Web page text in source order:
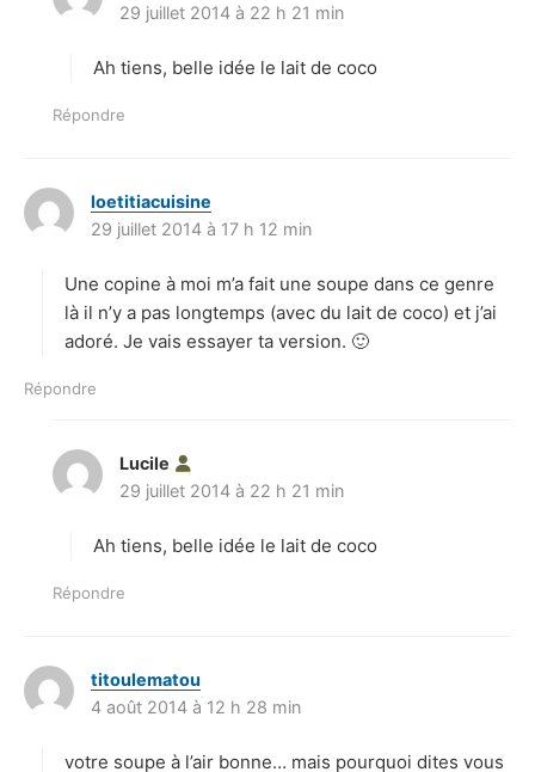
i
29 juillet 2014 à 22 h 21 min
Ah tiens, belle idée le lait de coco
Répondre
loetitiacuisine
i
:
29 juillet 2014 à 17 h 12 min
Une copine à moi m’a fait une soupe dans ce genre
là il n’y a pas longtemps (avec du lait de coco) et j’ai
adoré. Je vais essayer ta version. 🙂
Répondre
Lucile
i
29 juillet 2014 à 22 h 21 min
Ah tiens, belle idée le lait de coco
Répondre
titoulematou
4 août 2014 à 12 h 28 min
votre soupe à l’air bonne… mais pourquoi dites vous